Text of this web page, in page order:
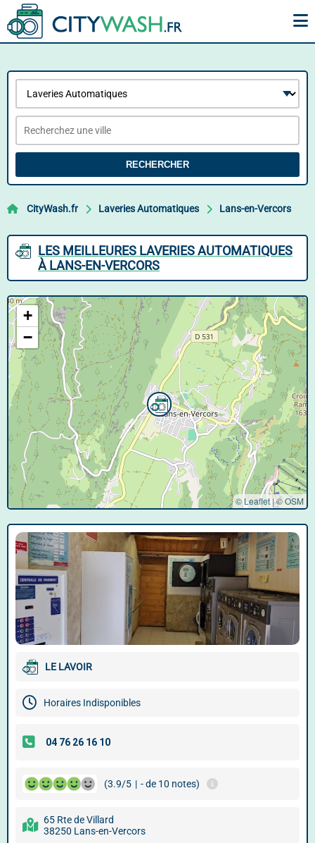
RECHERCHER
CityWash.fr Laveries Automatiques Lans-en-Vercors
LES MEILLEURES LAVERIES AUTOMATIQUES
À LANS-EN-VERCORS
+
−
© Leaflet|©OSM
LE LAVOIR
Horaires Indisponibles
(3.9/5 | - de 10 notes)
65 Rte de Villard
38250 Lans-en-Vercors